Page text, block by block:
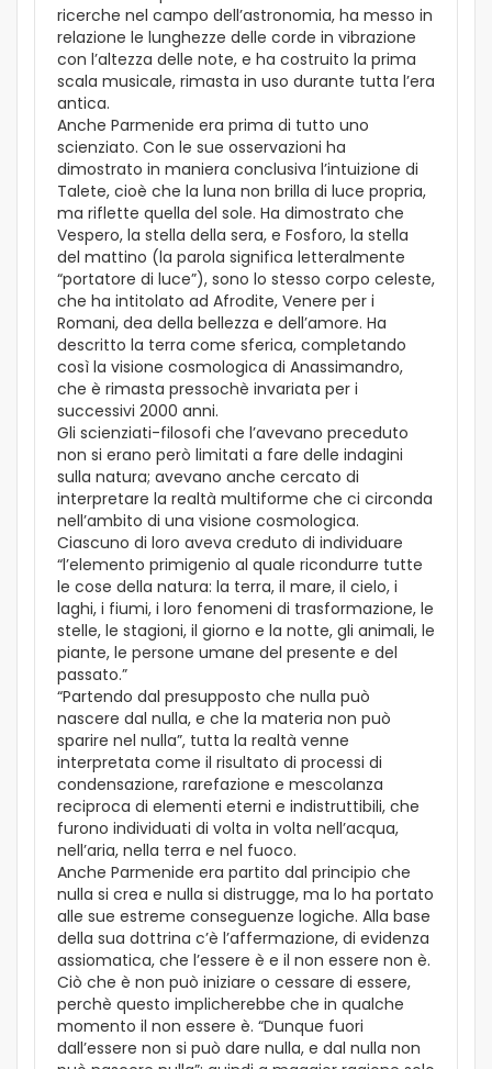
ricerche nel campo dell’astronomia, ha messo in
relazione le lunghezze delle corde in vibrazione
con l’altezza delle note, e ha costruito la prima
scala musicale, rimasta in uso durante tutta l’era
antica.
Anche Parmenide era prima di tutto uno
scienziato. Con le sue osservazioni ha
dimostrato in maniera conclusiva l’intuizione di
Talete, cioè che la luna non brilla di luce propria,
ma riflette quella del sole. Ha dimostrato che
Vespero, la stella della sera, e Fosforo, la stella
del mattino (la parola significa letteralmente
“portatore di luce”), sono lo stesso corpo celeste,
che ha intitolato ad Afrodite, Venere per i
Romani, dea della bellezza e dell’amore. Ha
descritto la terra come sferica, completando
così la visione cosmologica di Anassimandro,
che è rimasta pressochè invariata per i
successivi 2000 anni.
Gli scienziati-filosofi che l’avevano preceduto
non si erano però limitati a fare delle indagini
sulla natura; avevano anche cercato di
interpretare la realtà multiforme che ci circonda
nell’ambito di una visione cosmologica.
Ciascuno di loro aveva creduto di individuare
“l’elemento primigenio al quale ricondurre tutte
le cose della natura: la terra, il mare, il cielo, i
laghi, i fiumi, i loro fenomeni di trasformazione, le
stelle, le stagioni, il giorno e la notte, gli animali, le
piante, le persone umane del presente e del
passato.”
“Partendo dal presupposto che nulla può
nascere dal nulla, e che la materia non può
sparire nel nulla”, tutta la realtà venne
interpretata come il risultato di processi di
condensazione, rarefazione e mescolanza
reciproca di elementi eterni e indistruttibili, che
furono individuati di volta in volta nell’acqua,
nell’aria, nella terra e nel fuoco.
Anche Parmenide era partito dal principio che
nulla si crea e nulla si distrugge, ma lo ha portato
alle sue estreme conseguenze logiche. Alla base
della sua dottrina c’è l’affermazione, di evidenza
assiomatica, che l’essere è e il non essere non è.
Ciò che è non può iniziare o cessare di essere,
perchè questo implicherebbe che in qualche
momento il non essere è. “Dunque fuori
dall’essere non si può dare nulla, e dal nulla non